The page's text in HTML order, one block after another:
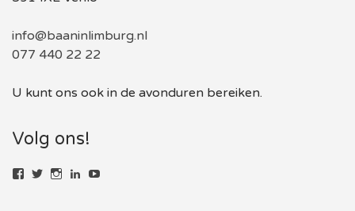
info@baaninlimburg.nl
077 440 22 22
U kunt ons ook in de avonduren bereiken.
Volg ons!
BekijkBekijkBekijkLinkedIn